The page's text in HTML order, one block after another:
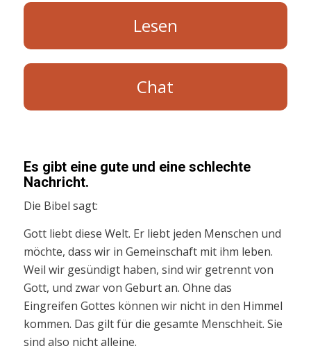
Lesen
Chat
Es gibt eine gute und eine schlechte
Nachricht.
Die Bibel sagt:
Gott liebt diese Welt. Er liebt jeden Menschen und
möchte, dass wir in Gemeinschaft mit ihm leben.
Weil wir gesündigt haben, sind wir getrennt von
Gott, und zwar von Geburt an. Ohne das
Eingreifen Gottes können wir nicht in den Himmel
kommen. Das gilt für die gesamte Menschheit. Sie
sind also nicht alleine.